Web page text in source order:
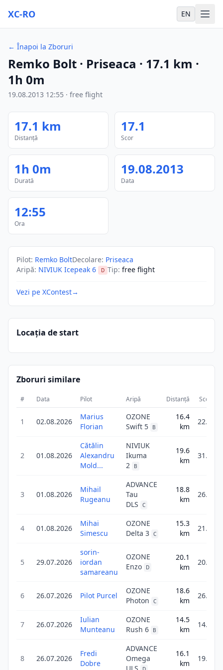
XC-RO EN
← Înapoi la Zboruri
Remko Bolt · Priseaca · 17.1 km ·
1h 0m
19.08.2013 12:55 · free flight
17.1 km
Distanță
17.1
Scor
1h 0m
Durată
19.08.2013
Data
12:55
Ora
Pilot: Remko BoltDecolare: Priseaca
Aripă: NIVIUK Icepeak 6 D Tip: free flight
Vezi pe XContest→
Locația de start
Zboruri similare
# Data Pilot Aripă Distanță Scor
1 02.08.2026
Marius
Florian
OZONE
Swift 5
B
16.4
km
22.9
2 01.08.2026
Cătălin
Alexandru
Mold...
NIVIUK
Ikuma
2
B
19.6
km
31.3
3 01.08.2026
Mihail
Rugeanu
ADVANCE
Tau
DLS
C
18.8
km
26.4
4 01.08.2026
Mihai
Simescu
OZONE
Delta 3 C
15.3
km
21.4
5 29.07.2026
sorin-
iordan
samareanu
OZONE
Enzo
D
20.1
km
20.1
6 26.07.2026 Pilot Purcel
OZONE
Photon
C
18.6
km
26.1
7 26.07.2026
Iulian
Munteanu
OZONE
Rush 6
B
14.5
km
14.5
8 26.07.2026
Fredi
Dobre
ADVANCE
Omega
16.1
km
19.4